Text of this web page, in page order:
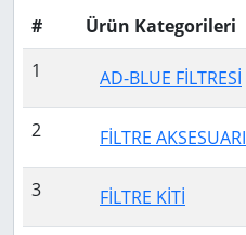
#
Ürün Kategorileri
1
AD-BLUE FİLTRESİ
2 FİLTRE AKSESUARI
3 FİLTRE KİTİ